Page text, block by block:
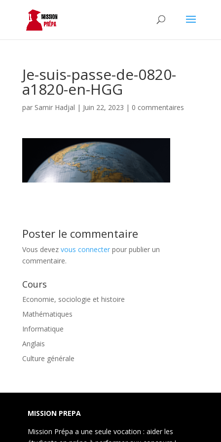
Je-suis-passe-de-0820-
a1820-en-HGG
par Samir Hadjal | Juin 22, 2023 | 0 commentaires
Poster le commentaire
Vous devez vous connecterpour publier un
commentaire.
Cours
Economie, sociologie et histoire
Mathématiques
Informatique
Anglais
Culture générale
MISSION PREPA
Mission Prépa a une seule vocation : aider les